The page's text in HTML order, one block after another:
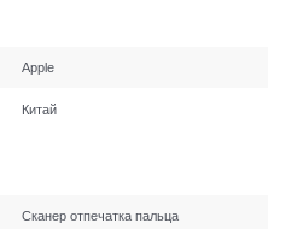
Apple
Китай
Сканер отпечатка пальца